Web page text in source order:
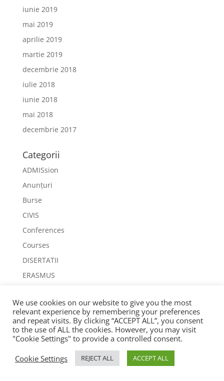
iunie 2019
mai 2019
aprilie 2019
martie 2019
decembrie 2018
iulie 2018
iunie 2018
mai 2018
decembrie 2017
Categorii
ADMISsion
Anunțuri
Burse
CIVIS
Conferences
Courses
DISERTATII
ERASMUS
SEMP
Meta
Autentificare
Flux intrări
We use cookies on our website to give you the most
relevant experience by remembering your preferences
and repeat visits. By clicking “ACCEPT ALL”, you consent
to the use of ALL the cookies. However, you may visit
"Cookie Settings" to provide a controlled consent.
Cookie Settings
REJECT ALL ACCEPT ALL